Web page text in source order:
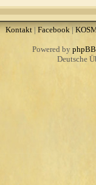
Kontakt| Facebook |
Powered by phpBB
Deutsche